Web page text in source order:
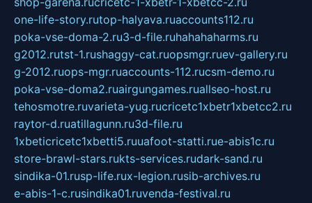
one-life-story.rutop-halyava.ruaccounts112.ru
poka-vse-doma-2.ru3-d-file.ruhahahaharms.ru
g2012.rutst-1.rushaggy-cat.ruopsmgr.ruev-gallery.ru
g-2012.ruops-mgr.ruaccounts-112.rucsm-demo.ru
poka-vse-doma2.ruairgungames.ruallseo-host.ru
tehosmotre.ruvarieta-yug.rucricetc1xbetr1xbetcc2.ru
raytor-d.ruatillagunn.ru3d-file.ru
1xbeticricetc1xbetti5.ruuafoot-statti.rue-abis1c.ru
store-brawl-stars.rukts-services.rudark-sand.ru
sindika-01.rusp-life.rux-legion.rusib-archives.ru
e-abis-1-c.rusindika01.ruvenda-festival.ru